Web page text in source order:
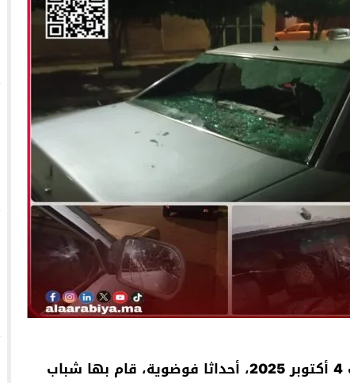
فيها بصيغة أخرى 10:29 الجيش الملكي ينتفض ضد تعيين “ندالا”
وملف “ماء القصبة” يفجّر الأوضاع
شهدت مدينة الخميسات، ليلة البارحة، السبت 4 أكتوبر 2025، أحداثا فوضوية، قام بها شباب